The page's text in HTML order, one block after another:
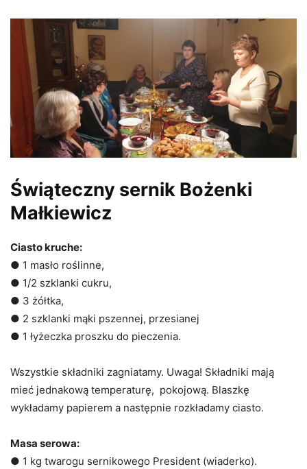
Świąteczny sernik Bożenki
Małkiewicz
Ciasto kruche:
● 1 masło roślinne,
● 1/2 szklanki cukru,
● 3 żółtka,
● 2 szklanki mąki pszennej, przesianej
● 1 łyżeczka proszku do pieczenia.
Wszystkie składniki zagniatamy. Uwaga! Składniki mają
mieć jednakową temperaturę, pokojową. Blaszkę
wykładamy papierem a następnie rozkładamy ciasto.
Masa serowa:
● 1 kg twarogu sernikowego President (wiaderko).